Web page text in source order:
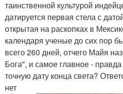
таинственной культурой
датируется первая стела с
открытая на раскопках в
календаря ученые до сих пор
всего 260 дней, отчего Майя
Бога", и самое главное -
точную дату конца света?
нет